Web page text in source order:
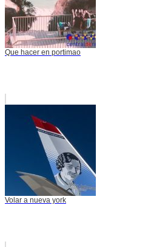
Que hacer en portimao
Volar a nueva york